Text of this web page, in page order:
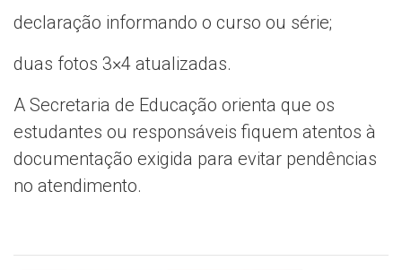
declaração informando o curso ou série;
duas fotos 3×4 atualizadas.
A Secretaria de Educação orienta que os
estudantes ou responsáveis fiquem atentos à
documentação exigida para evitar pendências
no atendimento.